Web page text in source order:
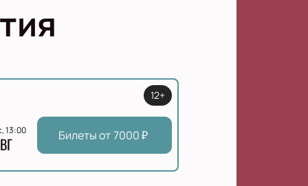
13:00
12+
Билеты от 7000₽